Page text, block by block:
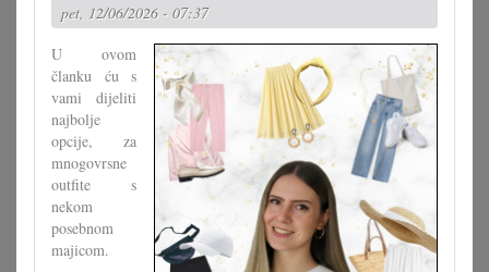
pet, 12/06/2026 - 07:37
U ovom
članku ću s
vami dijeliti
najbolje
opcije, za
mnogovrsne
outfite s
nekom
posebnom
majicom.